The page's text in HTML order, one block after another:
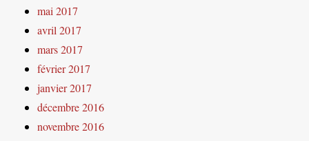
mai 2017
avril 2017
mars 2017
février 2017
janvier 2017
décembre 2016
novembre 2016